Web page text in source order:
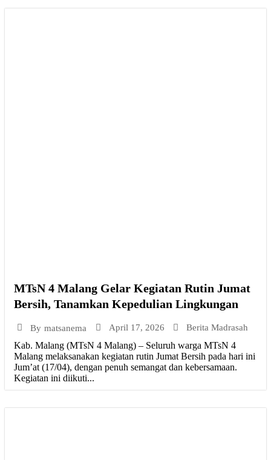
MTsN 4 Malang Gelar Kegiatan Rutin Jumat
Bersih, Tanamkan Kepedulian Lingkungan
By matsanema April 17, 2026 Berita Madrasah
Kab. Malang (MTsN 4 Malang) – Seluruh warga MTsN 4
Malang melaksanakan kegiatan rutin Jumat Bersih pada hari ini
Jum’at (17/04), dengan penuh semangat dan kebersamaan.
Kegiatan ini diikuti...